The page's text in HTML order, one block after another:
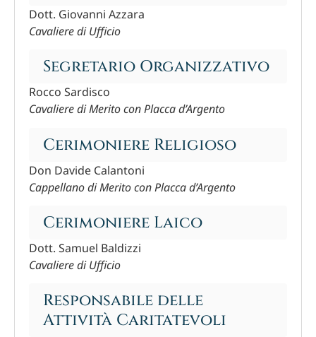
Dott. Giovanni Azzara
Cavaliere di Ufficio
Segretario Organizzativo
Rocco Sardisco
Cavaliere di Merito con Placca d’Argento
Cerimoniere Religioso
Don Davide Calantoni
Cappellano di Merito con Placca d’Argento
Cerimoniere Laico
Dott. Samuel Baldizzi
Cavaliere di Ufficio
Responsabile delle
Attività Caritatevoli